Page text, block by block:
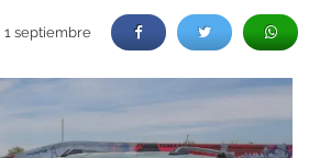
1 septiembre